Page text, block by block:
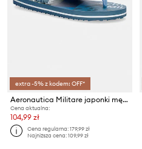
extra -5% z kodem: OFF*
Aeronautica Militare japonki męskie INFRADITO
Cena aktualna:
104,99 zł
Cena regularna:179,99 zł
Najniższa cena:109,99 zł